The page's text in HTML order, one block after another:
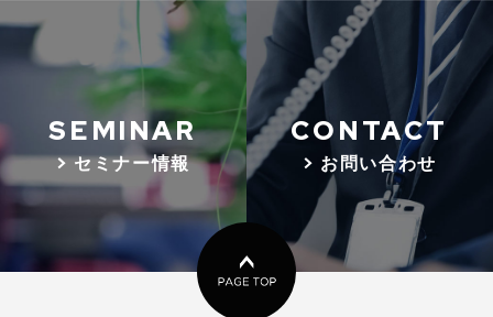
SEMINAR
> セミナー情報
CONTACT
> お問い合わせ